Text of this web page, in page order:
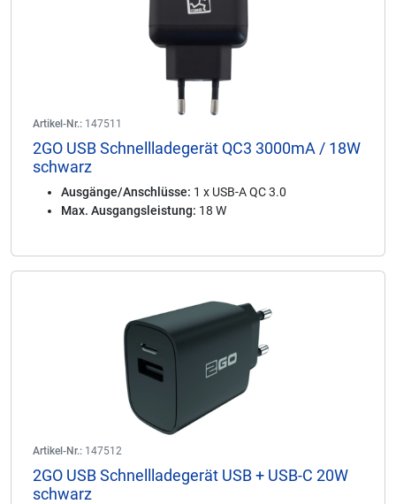
Artikel-Nr.: 147511
2GO USB Schnellladegerät QC3 3000mA / 18W
schwarz
Ausgänge/Anschlüsse: 1 x USB-A QC 3.0
Max. Ausgangsleistung: 18 W
Artikel-Nr.: 147512
2GO USB Schnellladegerät USB + USB-C 20W
schwarz